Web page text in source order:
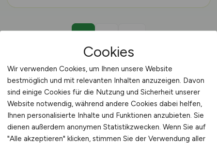
🚚 LOGISTIKER AGRAR · ISERLOHN
Logistiker Agrar-Jobs in
Cookies
Wir verwenden Cookies, um Ihnen unsere Website
bestmöglich und mit relevanten Inhalten anzuzeigen. Davon
sind einige Cookies für die Nutzung und Sicherheit unserer
Website notwendig, während andere Cookies dabei helfen,
Ihnen personalisierte Inhalte und Funktionen anzubieten. Sie
dienen außerdem anonymen Statistikzwecken. Wenn Sie auf
"Alle akzeptieren" klicken, stimmen Sie der Verwendung aller